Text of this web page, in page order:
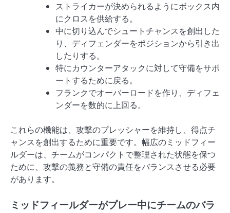
ストライカーが決められるようにボックス内
にクロスを供給する。
中に切り込んでシュートチャンスを創出した
り、ディフェンダーをポジションから引き出
したりする。
特にカウンターアタックに対して守備をサポ
ートするために戻る。
フランクでオーバーロードを作り、ディフェ
ンダーを数的に上回る。
これらの機能は、攻撃のプレッシャーを維持し、得点チ
ャンスを創出するために重要です。幅広のミッドフィー
ルダーは、チームがコンパクトで整理された状態を保つ
ために、攻撃の義務と守備の責任をバランスさせる必要
があります。
ミッドフィールダーがプレー中にチームのバラ